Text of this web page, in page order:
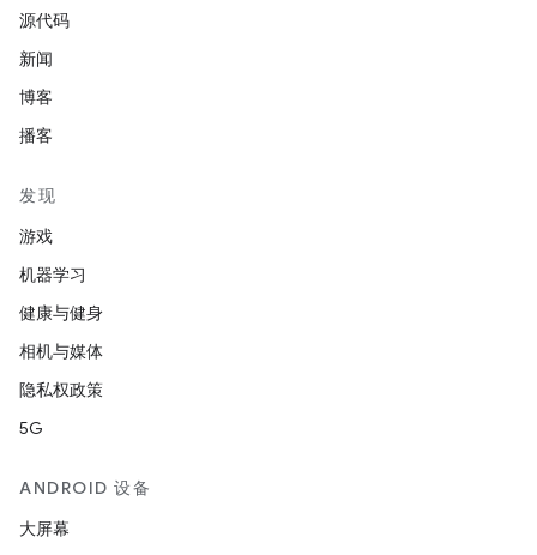
源代码
新闻
博客
播客
发现
游戏
机器学习
健康与健身
相机与媒体
隐私权政策
5G
ANDROID 设备
大屏幕